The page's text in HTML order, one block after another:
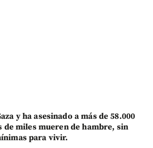
y ha asesinado a más de 58.000
de miles mueren de hambre, sin
para vivir.